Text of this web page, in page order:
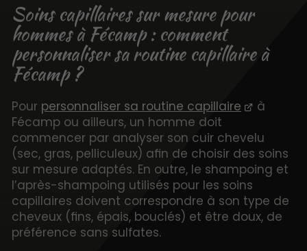
Soins capillaires sur mesure pour
hommes à Fécamp : comment
personnaliser sa routine capillaire à
Fécamp ?
Pour personnaliser sa routine capillaire
à
Fécamp ou ailleurs, un homme doit
commencer par analyser son cuir chevelu
(sec, gras, pelliculeux) afin de choisir des soins
sur mesure adaptés. En outre, le shampoing et
l’après-shampoing utilisés pour les soins
capillaires doivent correspondre à son type de
cheveux (fins, épais, bouclés) et être doux, de
préférence sans sulfates.